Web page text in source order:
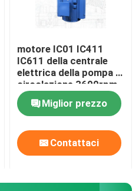
motore IC01 IC411
IC611 della centrale
elettrica della pompa di
circolazione 3600rpm
Miglior prezzo
Contattaci